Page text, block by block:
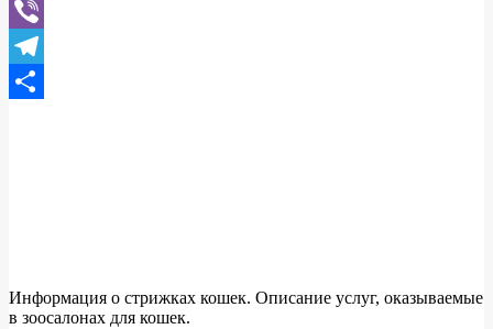
WhatsApp
Viber
Telegram
Информация о стрижках кошек. Описание услуг, оказываемые
в зоосалонах для кошек.